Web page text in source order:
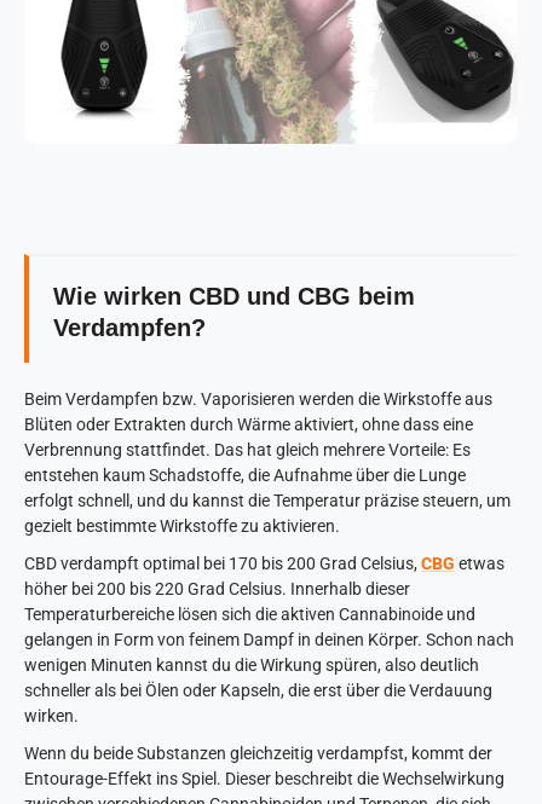
Wie wirken CBD und CBG beim
Verdampfen?
Beim Verdampfen bzw. Vaporisieren werden die Wirkstoffe aus
Blüten oder Extrakten durch Wärme aktiviert, ohne dass eine
Verbrennung stattfindet. Das hat gleich mehrere Vorteile: Es
entstehen kaum Schadstoffe, die Aufnahme über die Lunge
erfolgt schnell, und du kannst die Temperatur präzise steuern, um
gezielt bestimmte Wirkstoffe zu aktivieren.
CBD verdampft optimal bei 170 bis 200 Grad Celsius, CBG etwas
höher bei 200 bis 220 Grad Celsius. Innerhalb dieser
Temperaturbereiche lösen sich die aktiven Cannabinoide und
gelangen in Form von feinem Dampf in deinen Körper. Schon nach
wenigen Minuten kannst du die Wirkung spüren, also deutlich
schneller als bei Ölen oder Kapseln, die erst über die Verdauung
wirken.
Wenn du beide Substanzen gleichzeitig verdampfst, kommt der
Entourage-Effekt ins Spiel. Dieser beschreibt die Wechselwirkung